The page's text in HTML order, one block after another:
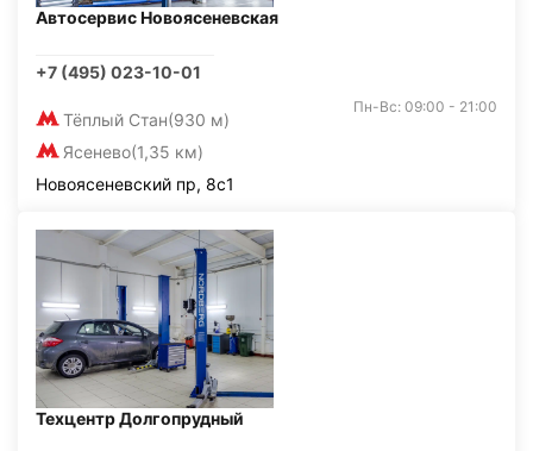
Автосервис Новоясеневская
+7 (495) 023-10-01
Тёплый Стан(930 м)
Ясенево(1,35 км)
Пн-Вс: 09:00 - 21:00
Новоясеневский пр, 8с1
Техцентр Долгопрудный